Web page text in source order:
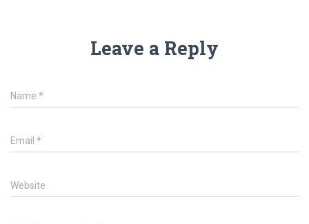
Leave a Reply
Name *
Email *
Website